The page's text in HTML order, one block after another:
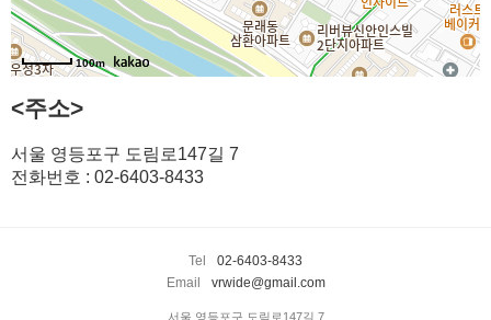
100m
<주소>
서울 영등포구 도림로147길 7
전화번호 : 02-6403-8433
Tel
02-6403-8433
Email
vrwide@gmail.com
서울 영등포구 도림로147길 7